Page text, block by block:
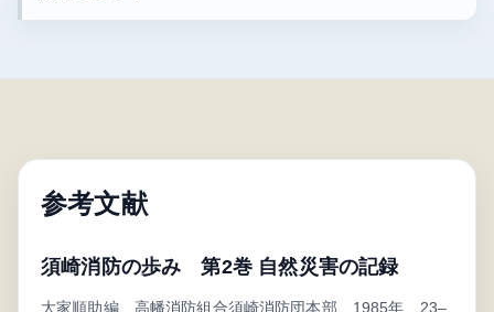
参考文献
須崎消防の歩み 第2巻 自然災害の記録
大家順助編、高幡消防組合須崎消防団本部、1985年、23–